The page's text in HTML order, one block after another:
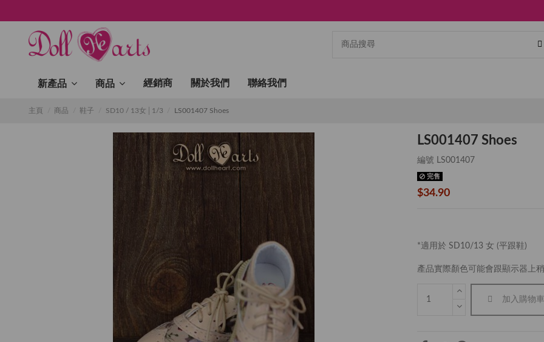
新產品 商品 經銷商 關於我們 聯絡我們
主頁 商品 鞋子 SD10 / 13女│1/3 LS001407 Shoes
LS001407 Shoes
編號 LS001407
完售
$34.90
*適用於 SD10/13 女 (平跟鞋)
產品實際顏色可能會跟顯示器上
加入購物